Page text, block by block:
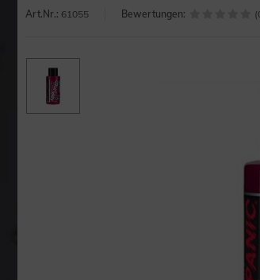
Art.Nr.: 61055 Bewertungen: